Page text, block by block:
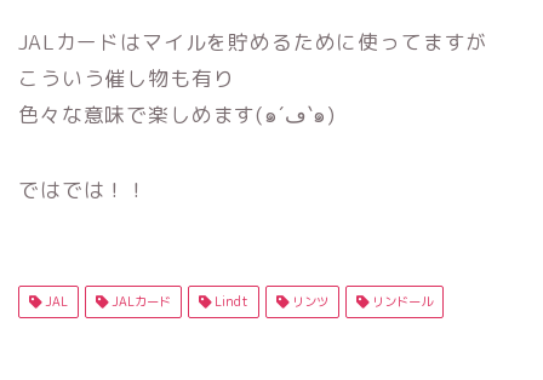
JALカードはマイルを貯めるために使ってますが
こういう催し物も有り
色々な意味で楽しめます(๑´ڡ`๑)
ではでは！！
JAL JALカード Lindt リンツ リンドール